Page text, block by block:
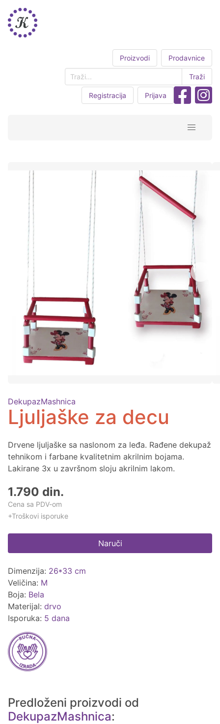
Proizvodi Prodavnice
Traži
Registracija Prijava
DekupazMashnica
Ljuljaške za decu
Drvene ljuljaške sa naslonom za leđa. Rađene dekupaž
tehnikom i farbane kvalitetnim akrilnim bojama.
Lakirane 3x u završnom sloju akrilnim lakom.
1.790 din.
Cena sa PDV-om
+Troškovi isporuke
Naruči
Dimenzija: 26*33 cm
Veličina: M
Boja: Bela
Materijal: drvo
Isporuka: 5 dana
Predloženi proizvodi od
DekupazMashnica: